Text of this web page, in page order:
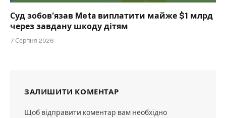
Суд зобов’язав Meta виплатити майже $1 млрд
через завдану шкоду дітям
7 Серпня 2026
ЗАЛИШИТИ КОМЕНТАР
Щоб відправити коментар вам необхідно